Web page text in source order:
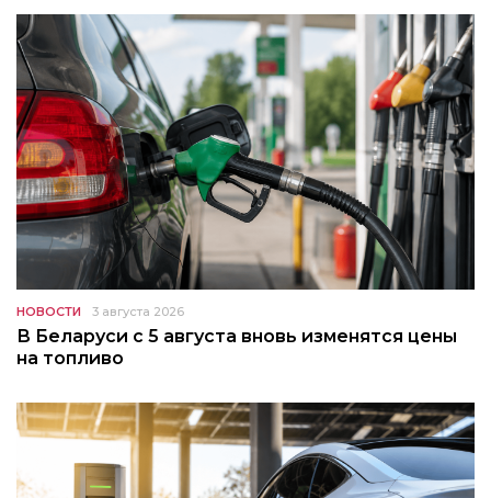
НОВОСТИ 3 августа 2026
В Беларуси с 5 августа вновь изменятся цены
на топливо